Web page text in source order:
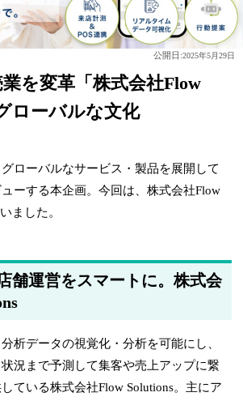
公開日:2025年5月29日
を変革「株式会社Flow
ローバルな文化
ローバルなサービス・製品を展開して
ーする本企画。今回は、株式会社Flow
ました。
舗運営をスマートに。株式会
析データの視覚化・分析を可能にし、
況まで予測して集客や売上アップに繋
ている株式会社Flow Solutions。主にア